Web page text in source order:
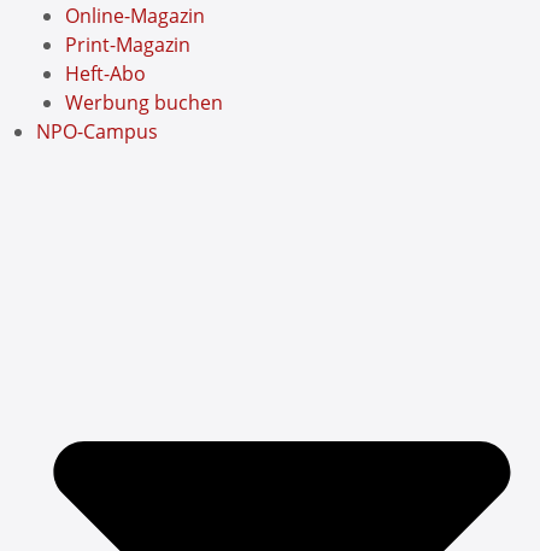
Online-Magazin
Print-Magazin
Heft-Abo
Werbung buchen
NPO-Campus